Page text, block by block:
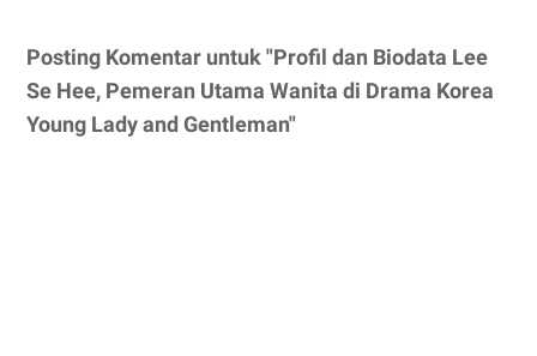
Posting Komentar untuk "Profil dan Biodata Lee
Se Hee, Pemeran Utama Wanita di Drama Korea
Young Lady and Gentleman"